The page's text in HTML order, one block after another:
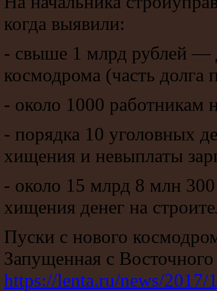
когда выявили:
- свыше 1 млрд рублей —
космодрома (часть долга
- около 1000 работникам
- порядка 10 уголовных
хищения и невыплаты
- около 15 млрд 8 млн
хищения денег на
Пуски с нового
Запущенная с
https://lenta.ru/news/